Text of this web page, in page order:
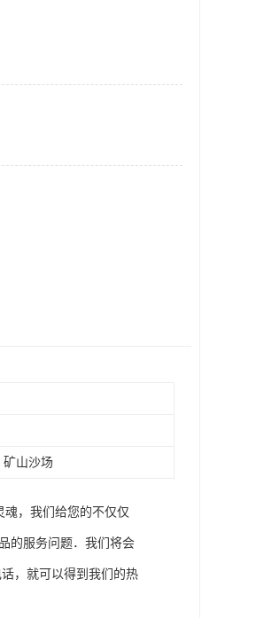
矿山沙场
，我们给您的不仅仅
的服务问题．我们将会
，就可以得到我们的热